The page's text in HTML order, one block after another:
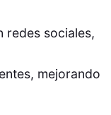
redes sociales,
mejorando